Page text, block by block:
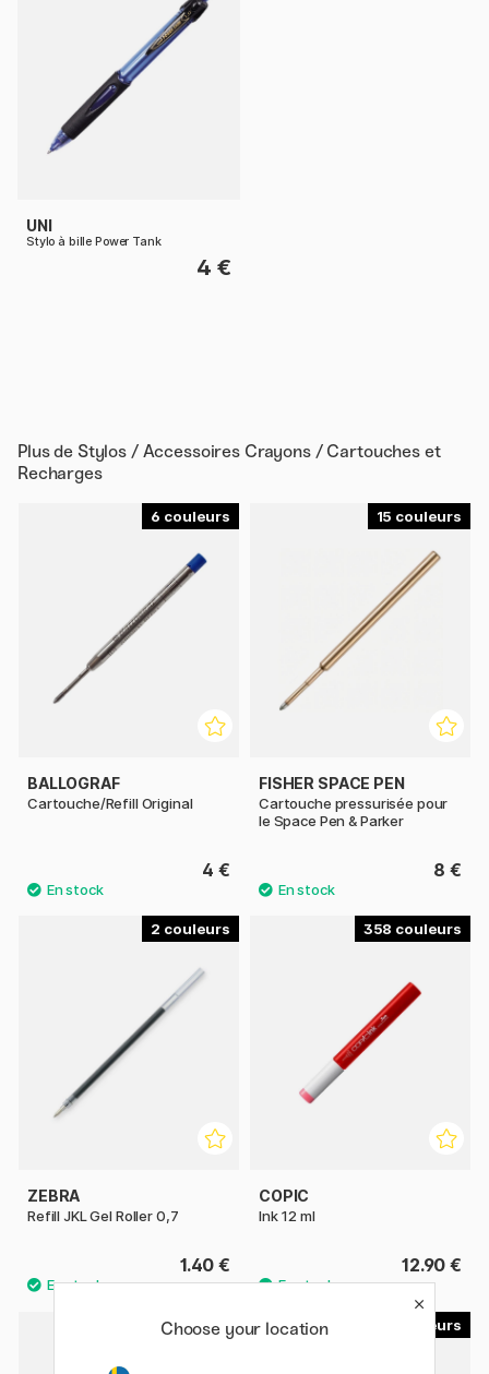
UNI
Stylo à bille Power Tank
4 €
Plus de Stylos / Accessoires Crayons / Cartouches et
Recharges
6
BALLOGRAF
Cartouche/Refill Original
4 €
15
FISHER SPACE PEN
Cartouche pressurisée pour
le Space Pen & Parker
8 €
2
ZEBRA
Refill JKL Gel Roller 0,7
1.40 €
358
COPIC
Ink 12 ml
12.90 €
Choose your location